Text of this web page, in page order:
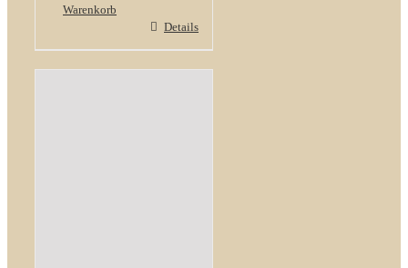
Warenkorb
Details